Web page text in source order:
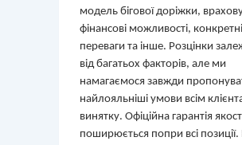
модель бігової доріжки,
фінансові можливості, конкретні
переваги та інше. Розцінки
від багатьох факторів, але ми
намагаємося завжди
найлояльніші умови всім
винятку. Офіційна гарантія
поширюється попри всі позиції.